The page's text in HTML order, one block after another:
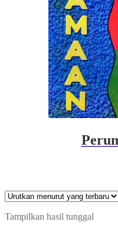
Tampilkan hasil tunggal